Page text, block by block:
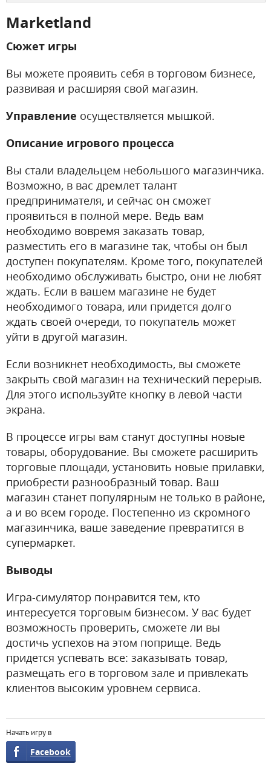
Marketland
Сюжет игры
Вы можете проявить себя в торговом бизнесе,
развивая и расширяя свой магазин.
Управление осуществляется мышкой.
Описание игрового процесса
Вы стали владельцем небольшого магазинчика.
Возможно, в вас дремлет талант
предпринимателя, и сейчас он сможет
проявиться в полной мере. Ведь вам
необходимо вовремя заказать товар,
разместить его в магазине так, чтобы он был
доступен покупателям. Кроме того, покупателей
необходимо обслуживать быстро, они не любят
ждать. Если в вашем магазине не будет
необходимого товара, или придется долго
ждать своей очереди, то покупатель может
уйти в другой магазин.
Если возникнет необходимость, вы сможете
закрыть свой магазин на технический перерыв.
Для этого используйте кнопку в левой части
экрана.
В процессе игры вам станут доступны новые
товары, оборудование. Вы сможете расширить
торговые площади, установить новые прилавки,
приобрести разнообразный товар. Ваш
магазин станет популярным не только в районе,
а и во всем городе. Постепенно из скромного
магазинчика, ваше заведение превратится в
супермаркет.
Выводы
Игра-симулятор понравится тем, кто
интересуется торговым бизнесом. У вас будет
возможность проверить, сможете ли вы
достичь успехов на этом поприще. Ведь
придется успевать все: заказывать товар,
размещать его в торговом зале и привлекать
клиентов высоким уровнем сервиса.
Начать игру в
Facebook